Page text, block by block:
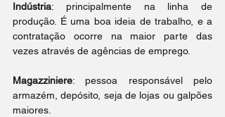
Indústria: principalmente na linha de
produção. É uma boa ideia de trabalho, e a
contratação ocorre na maior parte das
vezes através de agências de emprego.
Magazziniere: pessoa responsável pelo
armazém, depósito, seja de lojas ou galpões
maiores.